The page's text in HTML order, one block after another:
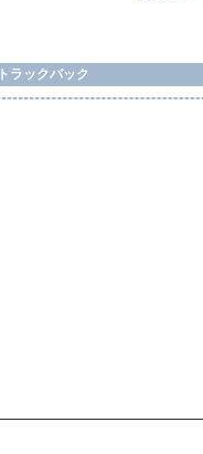
トラックバック